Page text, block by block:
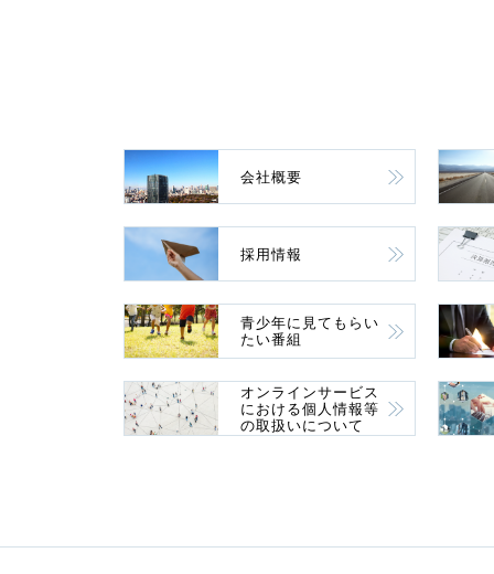
会社概要
採用情報
青少年に見てもらい
たい番組
オンラインサービス
における個人情報等
の取扱いについて